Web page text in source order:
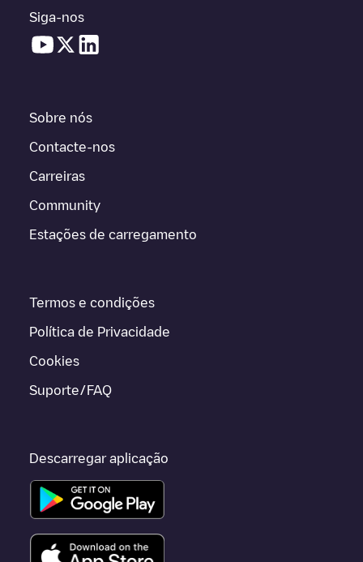
Siga-nos
Sobre nós
Contacte-nos
Carreiras
Community
Estações de carregamento
Termos e condições
Política de Privacidade
Cookies
Suporte/FAQ
Descarregar aplicação